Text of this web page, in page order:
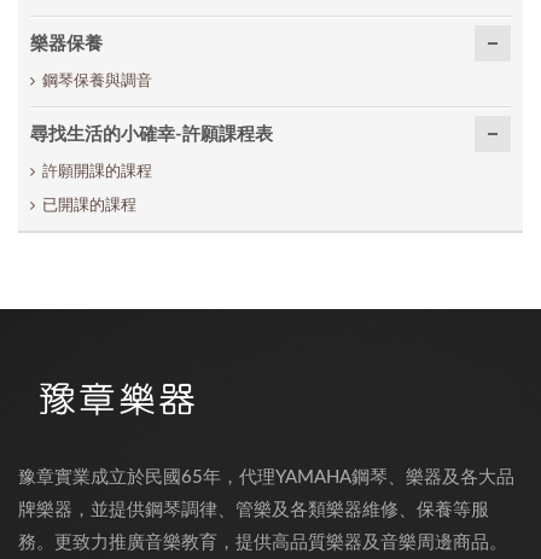
樂器保養
鋼琴保養與調音
尋找生活的小確幸-許願課程表
許願開課的課程
已開課的課程
豫章實業成立於民國65年，代理YAMAHA鋼琴、樂器及各大品
牌樂器，並提供鋼琴調律、管樂及各類樂器維修、保養等服
務。更致力推廣音樂教育，提供高品質樂器及音樂周邊商品。